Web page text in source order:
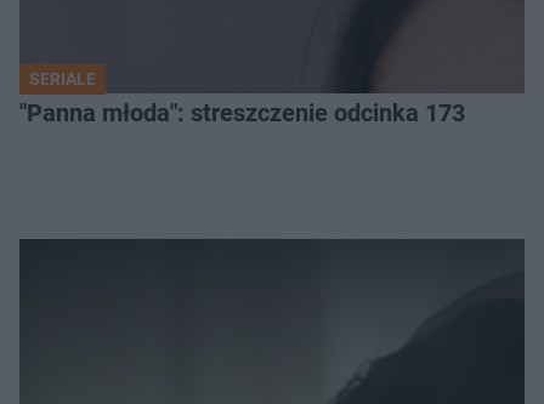
SERIALE
"Panna młoda": streszczenie odcinka 173